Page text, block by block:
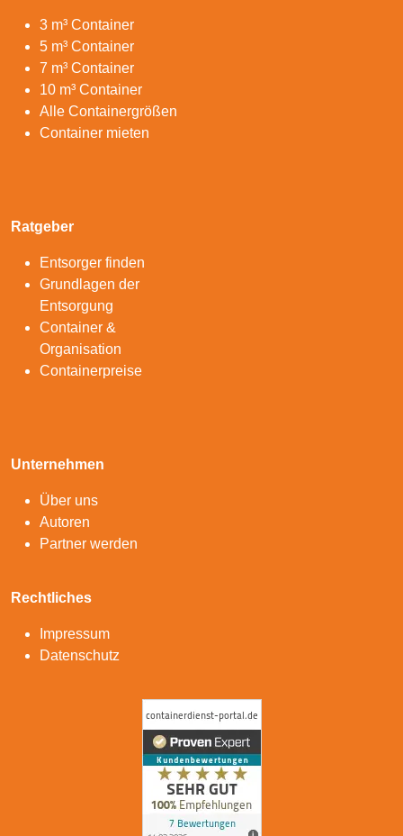
3 m³ Container
5 m³ Container
7 m³ Container
10 m³ Container
Alle Containergrößen
Container mieten
Ratgeber
Entsorger finden
Grundlagen der
Entsorgung
Container &
Organisation
Containerpreise
Unternehmen
Über uns
Autoren
Partner werden
Rechtliches
Impressum
Datenschutz